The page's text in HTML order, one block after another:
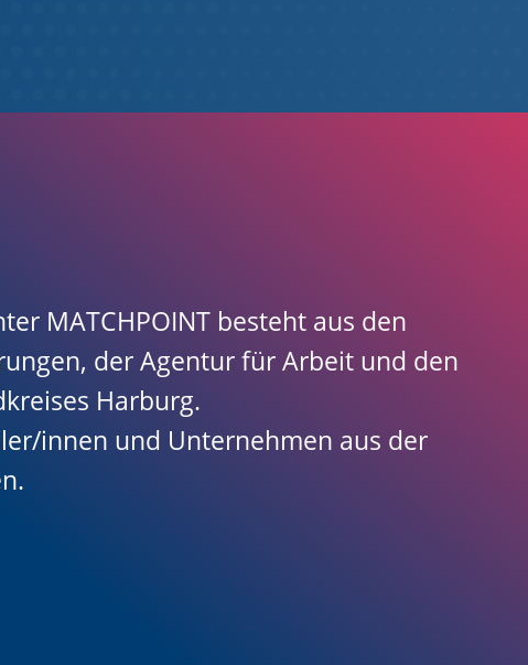
MATCHPOINT besteht aus den
der Agentur für Arbeit und den
Harburg.
innen und Unternehmen aus der